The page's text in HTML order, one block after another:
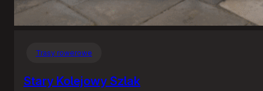
Trasy rowerowe
Stary Kolejowy Szlak